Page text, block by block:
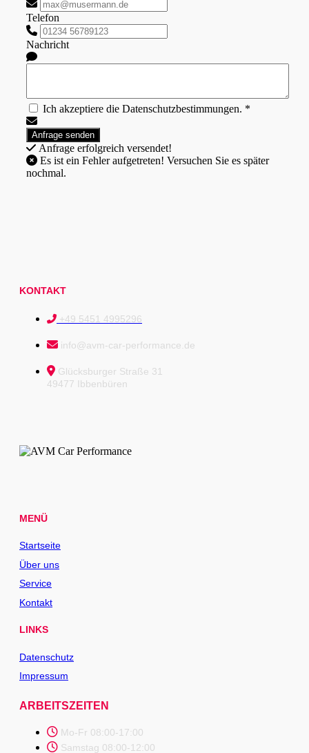
Telefon
Nachricht
Ich akzeptiere die Datenschutzbestimmungen. *
Anfrage erfolgreich versendet!
nochmal.
KONTAKT
+49 5451 4995296
info@avm-car-performance.de
Glücksburger Straße 31
49477 Ibbenbüren
MENÜ
Startseite
Über uns
Service
Kontakt
LINKS
Datenschutz
Impressum
ARBEITSZEITEN
Mo-Fr 08:00-17:00
Samstag 08:00-12:00